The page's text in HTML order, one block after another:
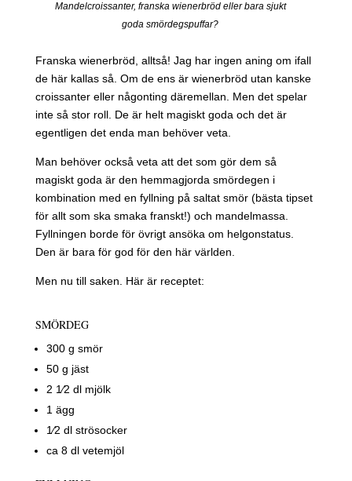
Mandelcroissanter, franska wienerbröd eller bara sjukt
goda smördegspuffar?
Franska wienerbröd, alltså! Jag har ingen aning om ifall
de här kallas så. Om de ens är wienerbröd utan kanske
croissanter eller någonting däremellan. Men det spelar
inte så stor roll. De är helt magiskt goda och det är
egentligen det enda man behöver veta.
Man behöver också veta att det som gör dem så
magiskt goda är den hemmagjorda smördegen i
kombination med en fyllning på saltat smör (bästa tipset
för allt som ska smaka franskt!) och mandelmassa.
Fyllningen borde för övrigt ansöka om helgonstatus.
Den är bara för god för den här världen.
Men nu till saken. Här är receptet:
SMÖRDEG
300 g smör
50 g jäst
2 1⁄2 dl mjölk
1 ägg
1⁄2 dl strösocker
ca 8 dl vetemjöl